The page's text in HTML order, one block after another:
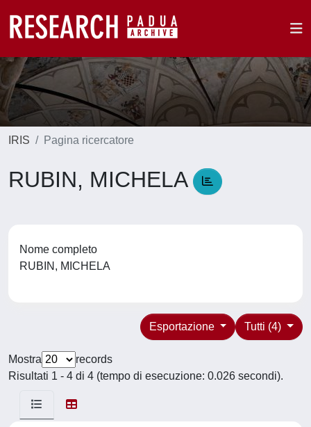
IRIS Pagina ricercatore
RUBIN, MICHELA
Nome completo
RUBIN, MICHELA
Tutti (4)
Esportazione
Mostra
records
Risultati 1 - 4 di 4 (tempo di esecuzione: 0.026 secondi).